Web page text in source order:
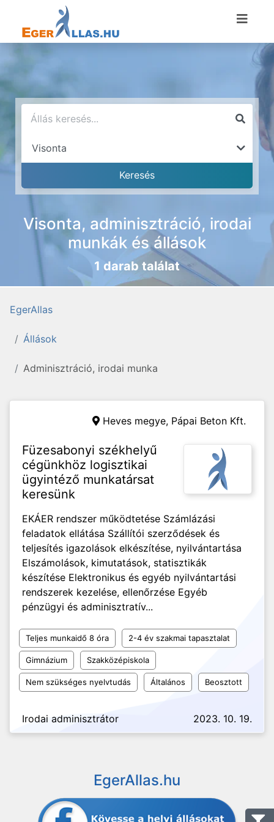
Visonta, adminisztráció, irodai
munkák és állások
1 darab találat
EgerAllas
Állások
Adminisztráció, irodai munka
Heves megye, Pápai Beton Kft.
Füzesabonyi székhelyű
cégünkhöz logisztikai
ügyintéző munkatársat
keresünk
EKÁER rendszer működtetése Számlázási
feladatok ellátása Szállítói szerződések és
teljesítés igazolások elkészítése, nyilvántartása
Elszámolások, kimutatások, statisztikák
készítése Elektronikus és egyéb nyilvántartási
rendszerek kezelése, ellenőrzése Egyéb
pénzügyi és adminisztratív...
Teljes munkaidő 8 óra 2-4 év szakmai tapasztalat
Gimnázium Szakközépiskola
Nem szükséges nyelvtudás Általános Beosztott
Irodai adminisztrátor 2023. 10. 19.
EgerAllas.hu